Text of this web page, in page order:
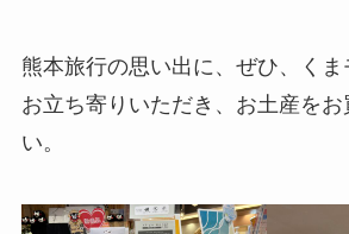
熊本旅行の思い出に、ぜひ、く
お立ち寄りいただき、お土産をお
い。